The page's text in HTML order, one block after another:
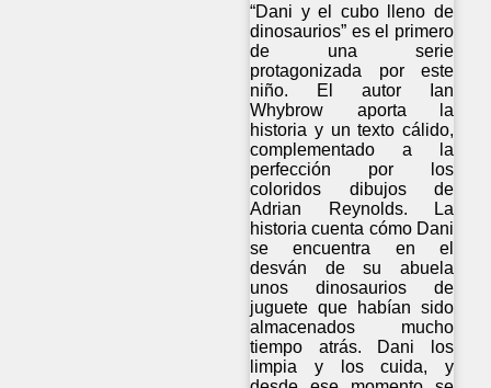
“Dani y el cubo lleno de
dinosaurios” es el primero
de una serie
protagonizada por este
niño. El autor Ian
Whybrow aporta la
historia y un texto cálido,
complementado a la
perfección por los
coloridos dibujos de
Adrian Reynolds. La
historia cuenta cómo Dani
se encuentra en el
desván de su abuela
unos dinosaurios de
juguete que habían sido
almacenados mucho
tiempo atrás. Dani los
limpia y los cuida, y